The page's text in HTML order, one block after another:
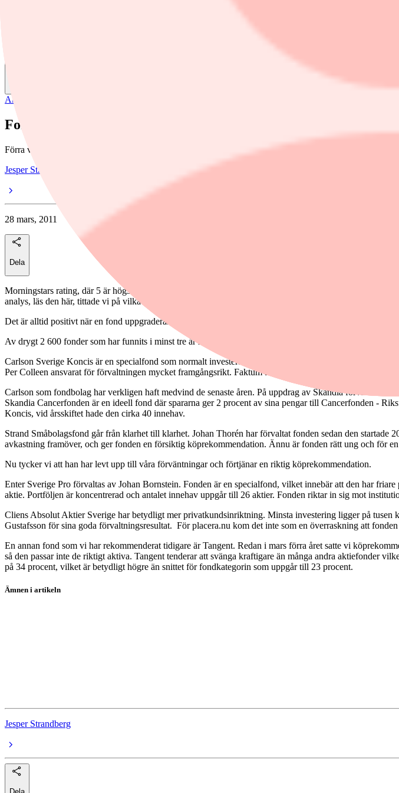
Aktieanalys
Fonderna med toppbetyg
Förra veckan skrev placera.nu om de fonder som fått höjt betyg i Morningstar i år. Men vi ska inte
Jesper Strandberg
28 mars, 2011
Dela
Morningstars rating, där 5 är högst och 1 lägst, säger en hel del om fondernas kvalitet. Den tar både
analys, läs den här, tittade vi på vilka fonder som har uppgraderats ratingmässigt.
Det är alltid positivt när en fond uppgraderas, men att behålla en hög rating är ännu bättre och ett klart
Av drygt 2 600 fonder som har funnits i minst tre år har 180 fonder behållit högsta rating från årsskiftet. Av
Carlson Sverige Koncis är en specialfond som normalt investerar i 15 till 20 bolag. Redan 2008 skrev
Per Colleen ansvarat för förvaltningen mycket framgångsrikt. Faktum är att Carlson Sverige Koncis har
Carlson som fondbolag har verkligen haft medvind de senaste åren. På uppdrag av Skandia förvaltar
Skandia Cancerfonden är en ideell fond där spararna ger 2 procent av sina pengar till Cancerfonden -
Koncis, vid årsskiftet hade den cirka 40 innehav.
Strand Småbolagsfond går från klarhet till klarhet. Johan Thorén har förvaltat fonden sedan den
avkastning framöver, och ger fonden en försiktig köprekommendation. Ännu är fonden rätt ung och för
Nu tycker vi att han har levt upp till våra förväntningar och förtjänar en riktig köprekommendation.
Enter Sverige Pro förvaltas av Johan Bornstein. Fonden är en specialfond, vilket innebär att den har
aktie. Portföljen är koncentrerad och antalet innehav uppgår till 26 aktier. Fonden riktar in sig mot
Cliens Absolut Aktier Sverige har betydligt mer privatkundsinriktning. Minsta investering ligger på tusen
Gustafsson för sina goda förvaltningsresultat. För placera.nu kom det inte som en överraskning att
En annan fond som vi har rekommenderat tidigare är Tangent. Redan i mars förra året satte vi
så den passar inte de riktigt aktiva. Tangent tenderar att svänga kraftigare än många andra aktiefonder
på 34 procent, vilket är betydligt högre än snittet för fondkategorin som uppgår till 23 procent.
Ämnen i artikeln
Jesper Strandberg